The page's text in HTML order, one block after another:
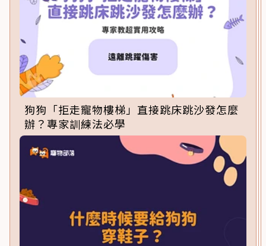
狗狗「拒走寵物樓梯」直接跳床跳沙發怎麼
辦？專家訓練法必學